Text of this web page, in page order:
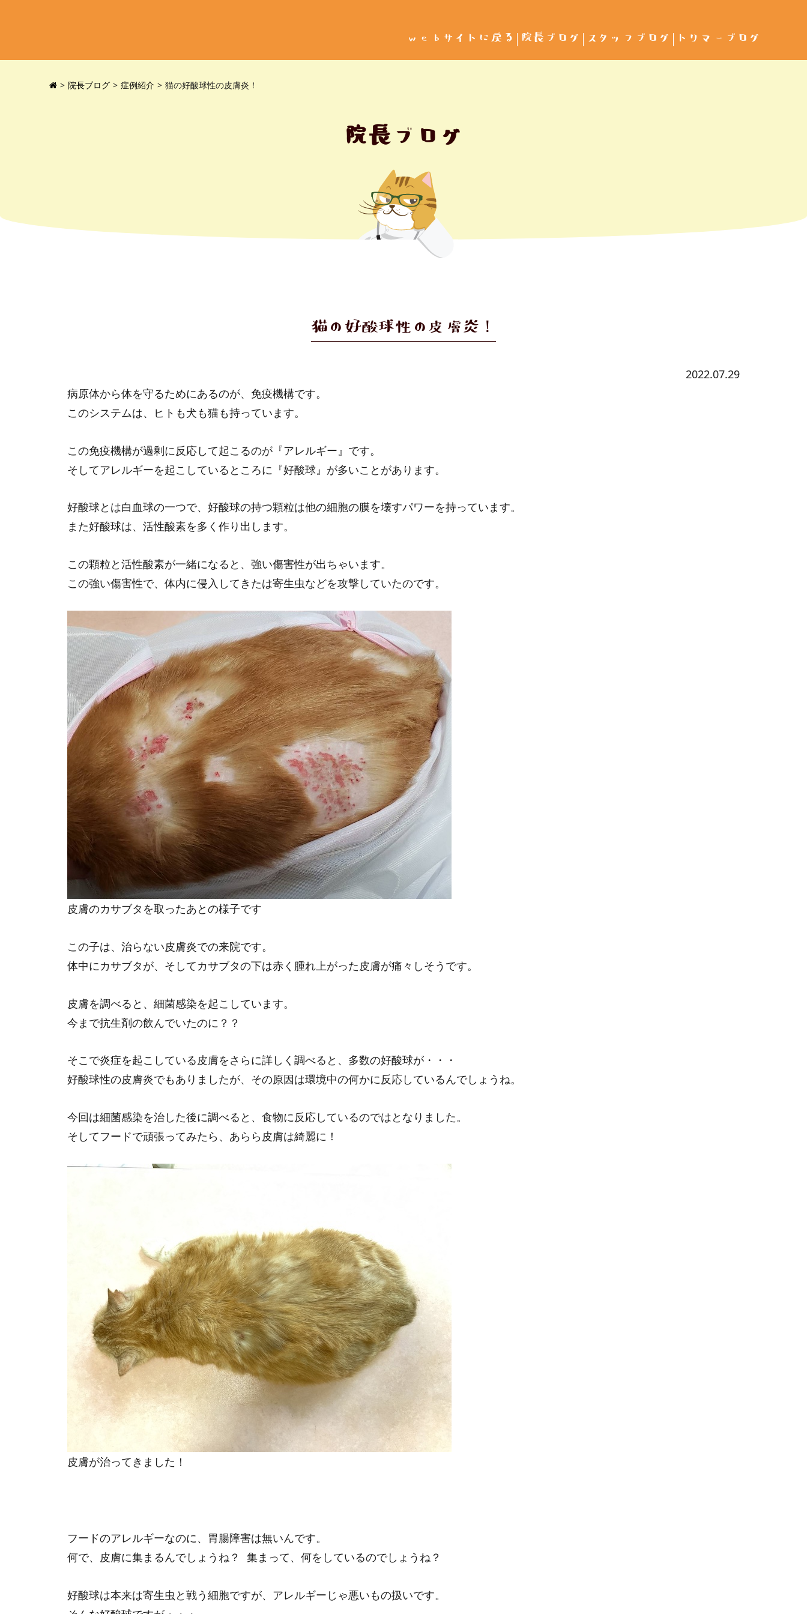
webサイトに戻る 院長ブログ スタッフブログ トリマーブログ
院長ブログ 症例紹介 猫の好酸球性の皮膚炎！
院長ブログ
猫の好酸球性の皮膚炎！
2022.07.29
病原体から体を守るためにあるのが、免疫機構です。
このシステムは、ヒトも犬も猫も持っています。
この免疫機構が過剰に反応して起こるのが『アレルギー』です。
そしてアレルギーを起こしているところに『好酸球』が多いことがあります。
好酸球とは白血球の一つで、好酸球の持つ顆粒は他の細胞の膜を壊すパワーを持っています。
また好酸球は、活性酸素を多く作り出します。
この顆粒と活性酸素が一緒になると、強い傷害性が出ちゃいます。
この強い傷害性で、体内に侵入してきたは寄生虫などを攻撃していたのです。
皮膚のカサブタを取ったあとの様子です
この子は、治らない皮膚炎での来院です。
体中にカサブタが、そしてカサブタの下は赤く腫れ上がった皮膚が痛々しそうです。
皮膚を調べると、細菌感染を起こしています。
今まで抗生剤の飲んでいたのに？？
そこで炎症を起こしている皮膚をさらに詳しく調べると、多数の好酸球が・・・
好酸球性の皮膚炎でもありましたが、その原因は環境中の何かに反応しているんでしょうね。
今回は細菌感染を治した後に調べると、食物に反応しているのではとなりました。
そしてフードで頑張ってみたら、あらら皮膚は綺麗に！
皮膚が治ってきました！
フードのアレルギーなのに、胃腸障害は無いんです。
何で、皮膚に集まるんでしょうね？ 集まって、何をしているのでしょうね？
好酸球は本来は寄生虫と戦う細胞ですが、アレルギーじゃ悪いもの扱いです。